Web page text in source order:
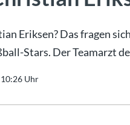
Eriksen? Das fragen
Stars. Der Teamarzt
Uhr